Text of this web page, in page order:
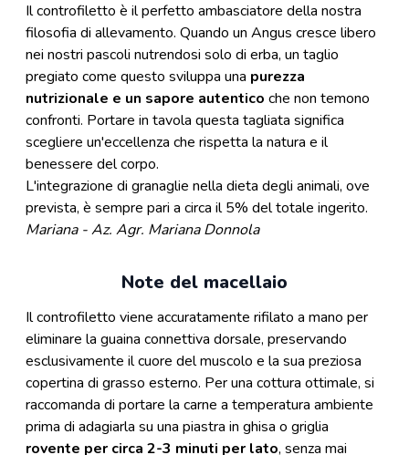
Il controfiletto è il perfetto ambasciatore della nostra
filosofia di allevamento. Quando un Angus cresce libero
nei nostri pascoli nutrendosi solo di erba, un taglio
pregiato come questo sviluppa una purezza
nutrizionale e un sapore autentico che non temono
confronti. Portare in tavola questa tagliata significa
scegliere un'eccellenza che rispetta la natura e il
benessere del corpo.
L'integrazione di granaglie nella dieta degli animali, ove
prevista, è sempre pari a circa il 5% del totale ingerito.
Mariana - Az. Agr. Mariana Donnola
Note del macellaio
Il controfiletto viene accuratamente rifilato a mano per
eliminare la guaina connettiva dorsale, preservando
esclusivamente il cuore del muscolo e la sua preziosa
copertina di grasso esterno. Per una cottura ottimale, si
raccomanda di portare la carne a temperatura ambiente
prima di adagiarla su una piastra in ghisa o griglia
rovente per circa 2-3 minuti per lato, senza mai